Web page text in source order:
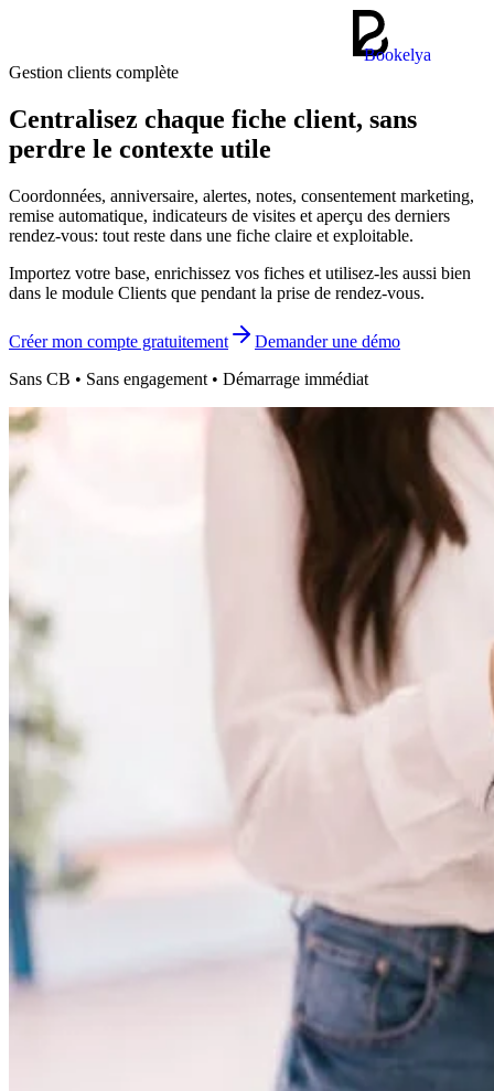
Bookelya
Gestion clients complète
Centralisez chaque fiche client, sans
perdre le contexte utile
Coordonnées, anniversaire, alertes, notes, consentement marketing,
remise automatique, indicateurs de visites et aperçu des derniers
rendez-vous: tout reste dans une fiche claire et exploitable.
Importez votre base, enrichissez vos fiches et utilisez-les aussi bien
dans le module Clients que pendant la prise de rendez-vous.
Créer mon compte gratuitement
Demander une démo
Sans CB • Sans engagement • Démarrage immédiat